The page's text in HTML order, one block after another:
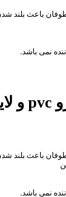
باعث بلند
نمی باشد.
باعث بلند
نمی باشد.